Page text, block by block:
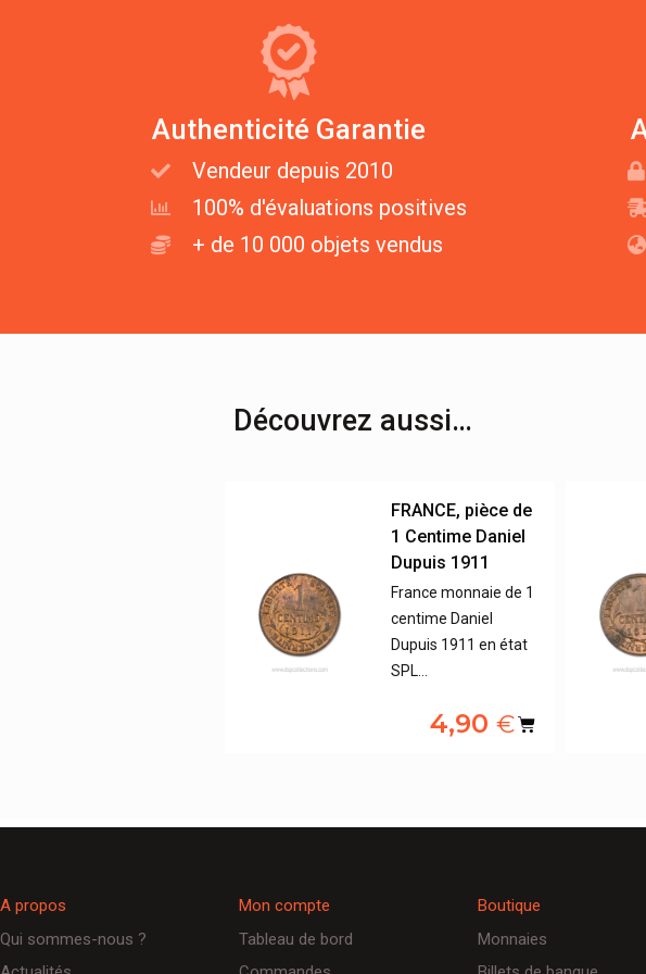
Authenticité Garantie
Vendeur depuis 2010
100% d'évaluations positives
+ de 10 000 objets vendus
Découvrez aussi…
FRANCE, pièce de
1 Centime Daniel
Dupuis 1911
France monnaie de 1
centime Daniel
Dupuis 1911 en état
SPL…
4,90 €
A propos
Qui sommes-nous ?
Mon compte
Tableau de bord
Boutique
Monnaies